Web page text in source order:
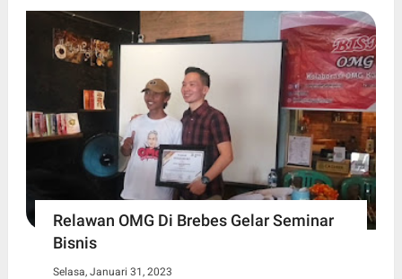
Relawan OMG Di Brebes Gelar Seminar
Bisnis
Selasa, Januari 31, 2023